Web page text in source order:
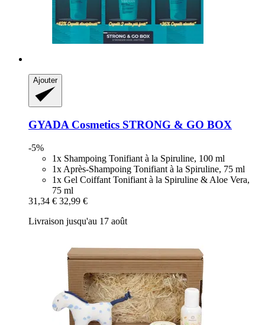
Ajouter
GYADA Cosmetics STRONG & GO BOX
-5%
1x Shampoing Tonifiant à la Spiruline, 100 ml
1x Après-Shampoing Tonifiant à la Spiruline, 75 ml
1x Gel Coiffant Tonifiant à la Spiruline & Aloe Vera,
75 ml
31,34 € 32,99 €
Livraison jusqu'au 17 août